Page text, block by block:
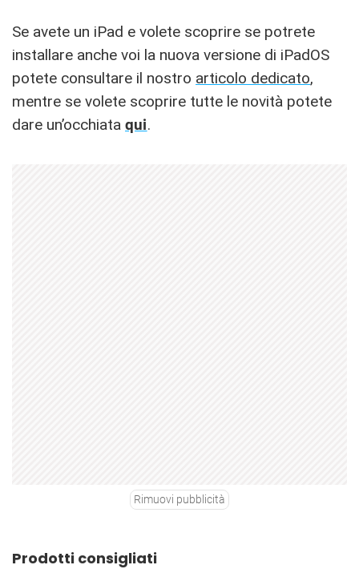
Se avete un iPad e volete scoprire se potrete
installare anche voi la nuova versione di iPadOS
potete consultare il nostro articolo dedicato,
mentre se volete scoprire tutte le novità potete
dare un’occhiata qui.
Rimuovi pubblicità
Prodotti consigliati